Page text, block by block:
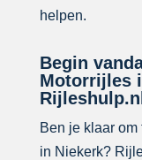
helpen.
Begin
Motorrijles
Rijleshulp.nl
Ben je klaar
in Niekerk?